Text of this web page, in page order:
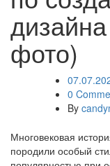
фото)
0
By
Многовековая
породили особый